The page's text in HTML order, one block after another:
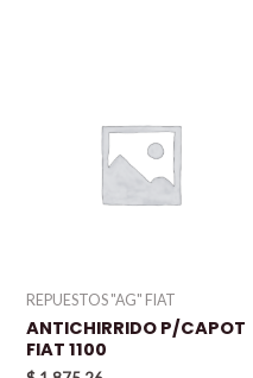
REPUESTOS "AG" FIAT
ANTICHIRRIDO P/CAPOT
FIAT 1100